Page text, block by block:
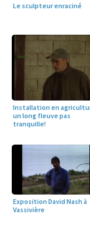
Le sculpteur enraciné
Installation en
un long fleuve pas
tranquille!
Exposition David Nash à
Vassivière